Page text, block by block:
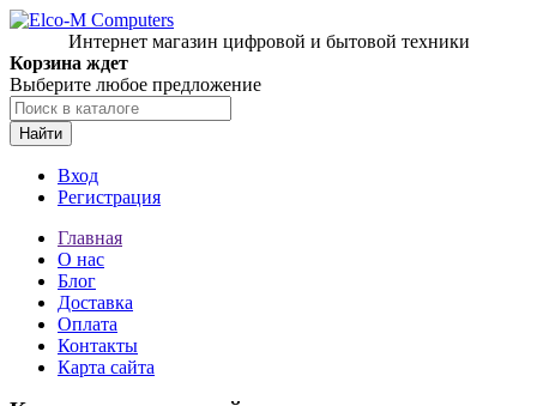
Интернет магазин цифровой и бытовой техники
Корзина ждет
Выберите любое предложение
Найти
Вход
Регистрация
Главная
О нас
Блог
Доставка
Оплата
Контакты
Карта сайта